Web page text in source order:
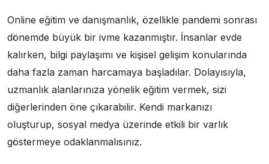
Online eğitim ve danışmanlık, özellikle pandemi sonrası
dönemde büyük bir ivme kazanmıştır. İnsanlar evde
kalırken, bilgi paylaşımı ve kişisel gelişim konularında
daha fazla zaman harcamaya başladılar. Dolayısıyla,
uzmanlık alanlarınıza yönelik eğitim vermek, sizi
diğerlerinden öne çıkarabilir. Kendi markanızı
oluşturup, sosyal medya üzerinde etkili bir varlık
göstermeye odaklanmalısınız.